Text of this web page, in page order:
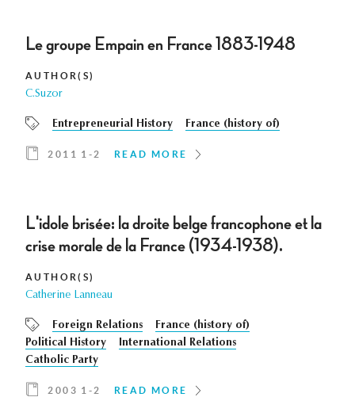
Le groupe Empain en France 1883-1948
AUTHOR(S)
C.Suzor
Entrepreneurial History France (history of)
2011 1-2 READ MORE
L'idole brisée: la droite belge francophone et la
crise morale de la France (1934-1938).
AUTHOR(S)
Catherine Lanneau
Foreign Relations
France (history of)
Political History
International Relations
Catholic Party
2003 1-2 READ MORE